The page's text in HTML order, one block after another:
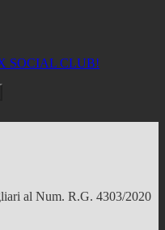
al Num. R.G. 4303/2020